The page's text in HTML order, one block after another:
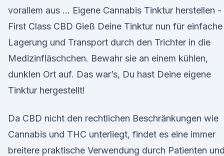
vorallem aus … Eigene Cannabis Tinktur herstellen -
First Class CBD Gieß Deine Tinktur nun für einfache
Lagerung und Transport durch den Trichter in die
Medizinfläschchen. Bewahr sie an einem kühlen,
dunklen Ort auf. Das war’s, Du hast Deine eigene
Tinktur hergestellt!
Da CBD nicht den rechtlichen Beschränkungen wie
Cannabis und THC unterliegt, findet es eine immer
breitere praktische Verwendung durch Patienten